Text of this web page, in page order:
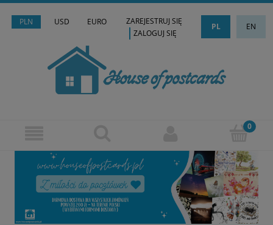
PLN USD EURO PL EN
ZAREJESTRUJ SIĘ
ZALOGUJ SIĘ